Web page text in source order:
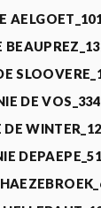
DE
DE